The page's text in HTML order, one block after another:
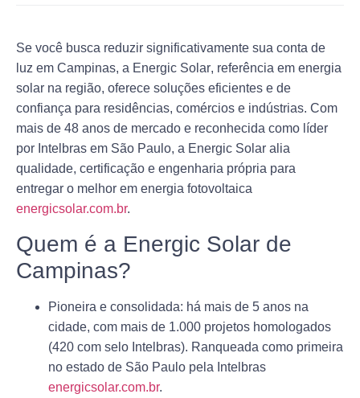
Se você busca reduzir significativamente sua conta de
luz em Campinas, a Energic Solar, referência em energia
solar na região, oferece soluções eficientes e de
confiança para residências, comércios e indústrias. Com
mais de 48 anos de mercado e reconhecida como líder
por Intelbras em São Paulo, a Energic Solar alia
qualidade, certificação e engenharia própria para
entregar o melhor em energia fotovoltaica
energicsolar.com.br.
Quem é a Energic Solar de
Campinas?
Pioneira e consolidada: há mais de 5 anos na
cidade, com mais de 1.000 projetos homologados
(420 com selo Intelbras). Ranqueada como primeira
no estado de São Paulo pela Intelbras
energicsolar.com.br.